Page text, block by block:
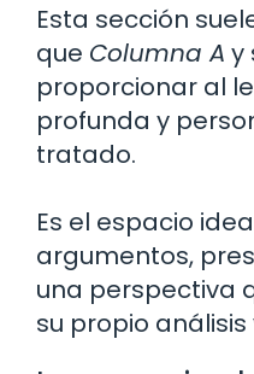
Esta sección
que Columna A y
proporcionar al
profunda y
tratado.
Es el espacio
argumentos,
una perspectiva
su propio análisis